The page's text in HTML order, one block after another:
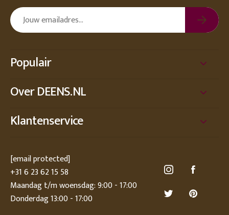
Populair
Over DEENS.NL
Klantenservice
[email protected]
+31 6 23 62 15 58
Maandag t/m woensdag: 9:00 - 17:00
Donderdag 13:00 - 17:00